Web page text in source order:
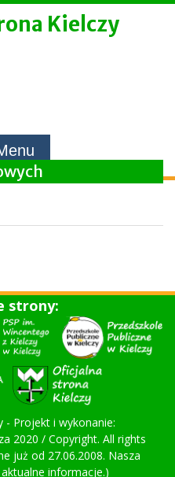
Kielczy
strony:
- Projekt i wykonanie:
2020 / Copyright. All rights
już od 27.06.2008. Nasza
informacje.)